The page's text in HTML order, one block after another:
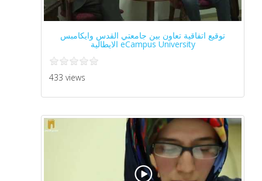
توقيع اتفاقية تعاون بين جامعتي القدس وايكامبس
eCampus University الايطالية
433 views